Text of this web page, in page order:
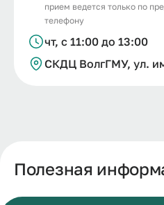
прием ведется только по
телефону
чт, с 11:00 до 13:00
СКДЦ ВолгГМУ, ул.
Полезная